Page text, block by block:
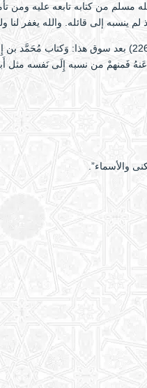
مسلم من كتابه تابعه عليه
ينسبه إلى قائله. والله يغفر لنا
قال السبكي في “طبقات الشافعية الكيرى” (ج2
عَنهُ فَمنهمْ من نسبه إِلَى نَفسه
والأسماء”.